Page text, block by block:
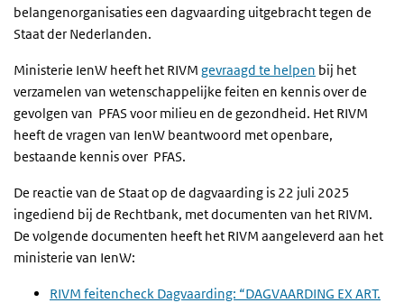
belangenorganisaties een dagvaarding uitgebracht tegen de
Staat der Nederlanden.
Ministerie IenW heeft het RIVM gevraagd te helpen bij het
verzamelen van wetenschappelijke feiten en kennis over de
gevolgen van PFAS voor milieu en de gezondheid. Het RIVM
heeft de vragen van IenW beantwoord met openbare,
bestaande kennis over PFAS.
De reactie van de Staat op de dagvaarding is 22 juli 2025
ingediend bij de Rechtbank, met documenten van het RIVM.
De volgende documenten heeft het RIVM aangeleverd aan het
ministerie van IenW:
RIVM feitencheck Dagvaarding: “DAGVAARDING EX ART.